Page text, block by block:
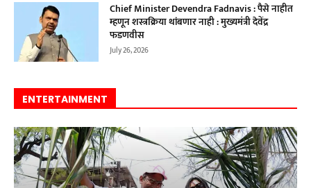
Chief Minister Devendra Fadnavis : पैसे नाहीत
म्हणून शस्त्रक्रिया थांबणार नाही : मुख्यमंत्री देवेंद्र
फडणवीस
July 26, 2026
ENTERTAINMENT